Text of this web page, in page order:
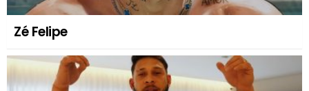
Zé Felipe